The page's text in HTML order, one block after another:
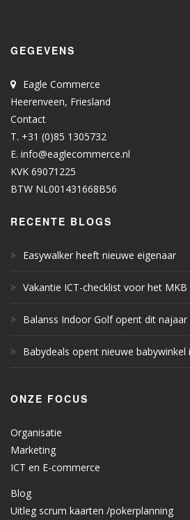
GEGEVENS
Eagle Commerce
Heerenveen, Friesland
Contact
T. +31 (0)85 1305732
E. info@eaglecommerce.nl
KVK 69071225
BTW NL001431668B56
RECENTE BLOGS
Easywalker heeft nieuwe eigenaar
Vakantie ICT-checklist voor het MKB
Balanss Indoor Golf opent dit najaar
Babydeals opent nieuwe babywinkel
ONZE FOCUS
Organisatie
Marketing
ICT en E-commerce
Blog
Uitleg scrum kaarten /pokerplanning